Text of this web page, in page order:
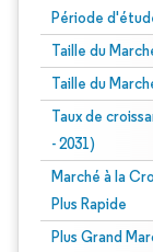
Période
Taille du
Taille du
Taux de
- 2031)
Marché à la
Plus Rapide
Plus Grand